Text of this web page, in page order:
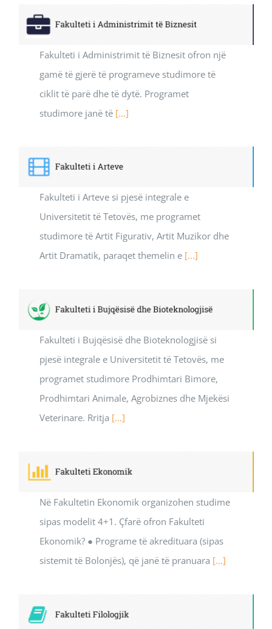
Fakulteti i Administrimit të Biznesit ofron një
gamë të gjerë të programeve studimore të
ciklit të parë dhe të dytë. Programet
studimore janë të [...]
Fakulteti i Arteve si pjesë integrale e
Universitetit të Tetovës, me programet
studimore të Artit Figurativ, Artit Muzikor dhe
Artit Dramatik, paraqet themelin e [...]
Fakulteti i Bujqësisë dhe Bioteknologjisë si
pjesë integrale e Universitetit të Tetovës, me
programet studimore Prodhimtari Bimore,
Prodhimtari Animale, Agrobiznes dhe Mjekësi
Veterinare. Rritja [...]
Në Fakultetin Ekonomik organizohen studime
sipas modelit 4+1. Çfarë ofron Fakulteti
Ekonomik? ● Programe tё akredituara (sipas
sistemit tё Bolonjёs), qё janë tё pranuara [...]